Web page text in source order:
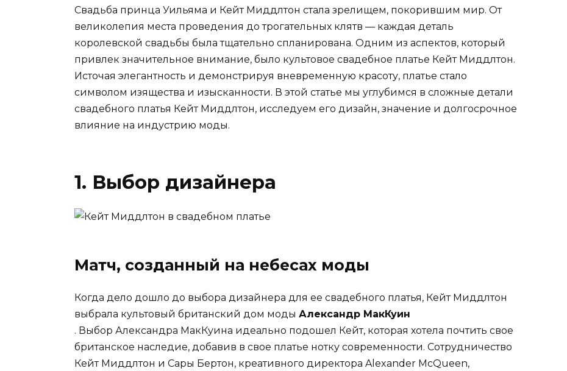
Свадьба принца Уильяма и Кейт Миддлтон стала зрелищем, покорившим мир. От
великолепия места проведения до трогательных клятв — каждая деталь
королевской свадьбы была тщательно спланирована. Одним из аспектов, который
привлек значительное внимание, было культовое свадебное платье Кейт Миддлтон.
Источая элегантность и демонстрируя вневременную красоту, платье стало
символом изящества и изысканности. В этой статье мы углубимся в сложные детали
свадебного платья Кейт Миддлтон, исследуем его дизайн, значение и долгосрочное
влияние на индустрию моды.
1. Выбор дизайнера
Матч, созданный на небесах моды
Когда дело дошло до выбора дизайнера для ее свадебного платья, Кейт Миддлтон
выбрала культовый британский дом моды Александр МакКуин
. Выбор Александра МакКуина идеально подошел Кейт, которая хотела почтить свое
британское наследие, добавив в свое платье нотку современности. Сотрудничество
Кейт Миддлтон и Сары Бертон, креативного директора Alexander McQueen,